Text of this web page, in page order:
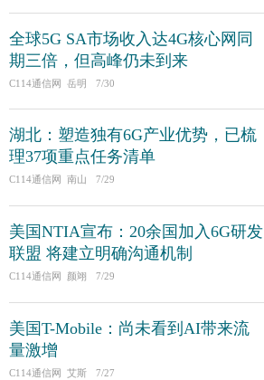
全球5G SA市场收入达4G核心网同
期三倍，但高峰仍未到来
C114通信网 岳明 7/30
湖北：塑造独有6G产业优势，已梳
理37项重点任务清单
C114通信网 南山 7/29
美国NTIA宣布：20余国加入6G研发
联盟 将建立明确沟通机制
C114通信网 颜翊 7/29
美国T-Mobile：尚未看到AI带来流
量激增
C114通信网 艾斯 7/27